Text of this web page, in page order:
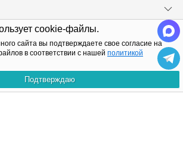
cookie-файлы.
сайта вы подтверждаете свое согласие на
в соответствии с нашей политикой
Подтверждаю